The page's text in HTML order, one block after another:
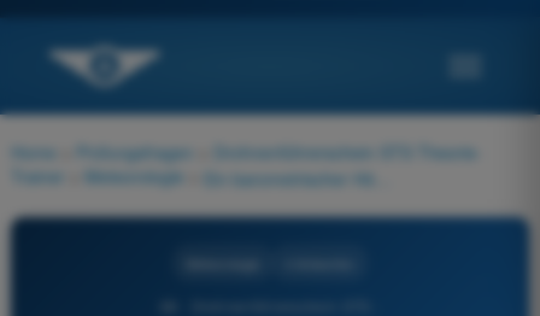
Home Prüfungsfragen
Drohnenführerschein STS Theorie-
Trainer
Meteorologie